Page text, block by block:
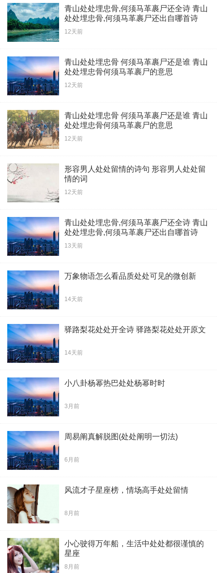
青山处处埋忠骨,何须马革裹尸还全诗 青山
处处埋忠骨,何须马革裹尸还出自哪首诗
12天前
青山处处埋忠骨 何须马革裹尸还是谁 青山
处处埋忠骨何须马革裹尸的意思
12天前
青山处处埋忠骨 何须马革裹尸还是谁 青山
处处埋忠骨何须马革裹尸的意思
12天前
形容男人处处留情的诗句 形容男人处处留
情的词
12天前
青山处处埋忠骨,何须马革裹尸还全诗 青山
处处埋忠骨,何须马革裹尸还出自哪首诗
13天前
万象物语怎么看品质处处可见的微创新
14天前
驿路梨花处处开全诗 驿路梨花处处开原文
14天前
小八卦杨幂热巴处处杨幂时时
3月前
周易阐真解脱图(处处阐明一切法)
6月前
风流才子星座榜，情场高手处处留情
8月前
小心驶得万年船，生活中处处都很谨慎的
星座
8月前